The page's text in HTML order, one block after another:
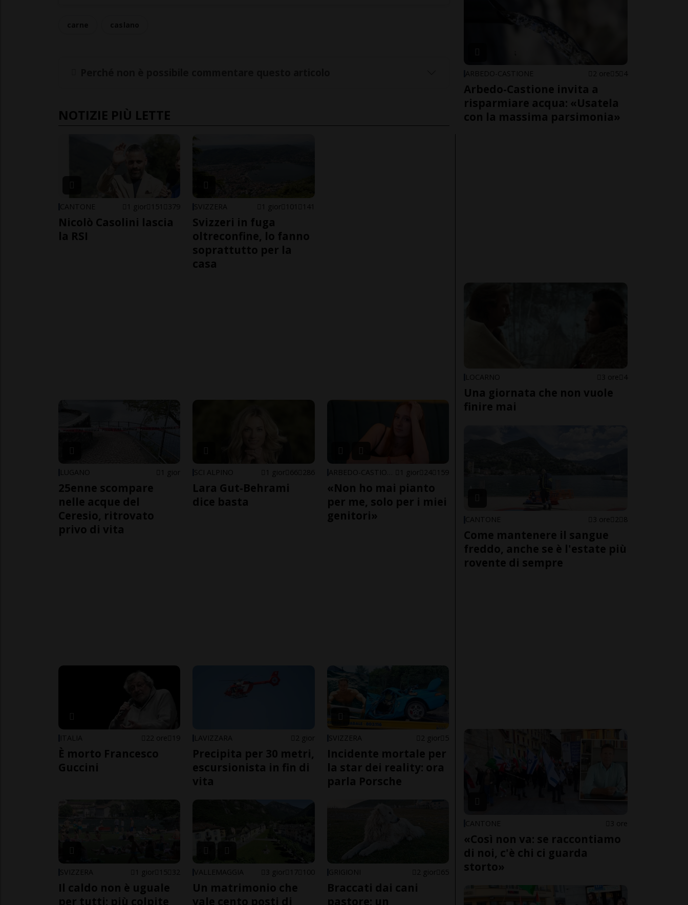
NOTIZIE PIÙ LETTE
CANTONE 1 gior 151 379
Nicolò Casolini lascia
la RSI
SVIZZERA 1 gior 101 141
Svizzeri in fuga
oltreconfine, lo fanno
soprattutto per la
casa
LUGANO 1 gior
25enne scompare
nelle acque del
Ceresio, ritrovato
privo di vita
SCI ALPINO 1 gior 66 286
Lara Gut-Behrami
dice basta
1 gior 24 159
«Non ho mai pianto
per me, solo per i miei
genitori»
ITALIA 22 ore 19
È morto Francesco
Guccini
LAVIZZARA 2 gior
Precipita per 30 metri,
escursionista in fin di
vita
SVIZZERA 2 gior 5
Incidente mortale per
la star dei reality: ora
parla Porsche
SVIZZERA 1 gior 15 32
Il caldo non è uguale
per tutti: più colpite
VALLEMAGGIA 3 gior 17 100
Un matrimonio che
vale cento posti di
GRIGIONI 2 gior 65
Braccati dai cani
pastore: un
ARBEDO-CASTIONE 2 ore 5 4
Arbedo-Castione invita a
risparmiare acqua: «Usatela
con la massima parsimonia»
LOCARNO 3 ore 4
Una giornata che non vuole
finire mai
CANTONE 3 ore 2 8
Come mantenere il sangue
freddo, anche se è l'estate più
rovente di sempre
CANTONE 3 ore
«Così non va: se raccontiamo
di noi, c'è chi ci guarda
storto»